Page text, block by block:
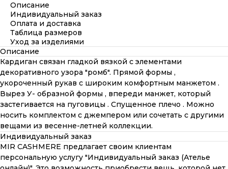
Описание
Индивидуальный заказ
Оплата и доставка
Таблица размеров
Уход за изделиями
Описание
Кардиган связан гладкой вязкой с элементами
декоративного узора "ромб". Прямой формы ,
укороченный рукав с широким комфортным манжетом .
Вырез У- образной формы , впереди манжет, который
застегивается на пуговицы . Спущенное плечо . Можно
носить комплектом с джемпером или сочетать с другими
вещами из весенне-летней коллекции.
Индивидуальный заказ
MIR CASHMERE предлагает своим клиентам
персональную услугу "Индивидуальный заказ (Ателье